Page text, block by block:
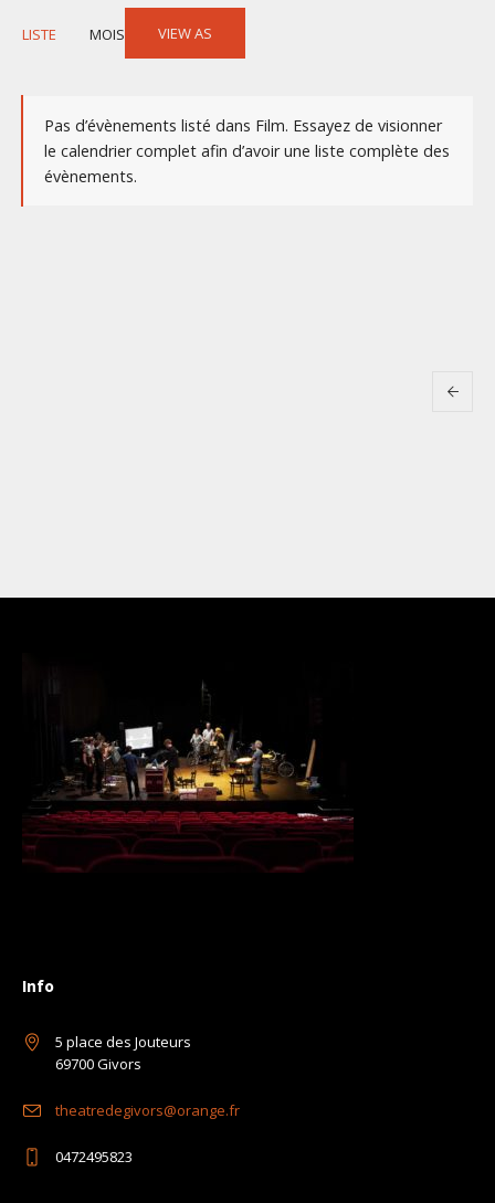
Event
Navigation
VIEW AS
LISTE MOIS
Pas d’évènements listé dans Film. Essayez de visionner
le calendrier complet afin d’avoir une liste complète des
évènements.
Info
5 place des Jouteurs
69700 Givors
theatredegivors@orange.fr
0472495823